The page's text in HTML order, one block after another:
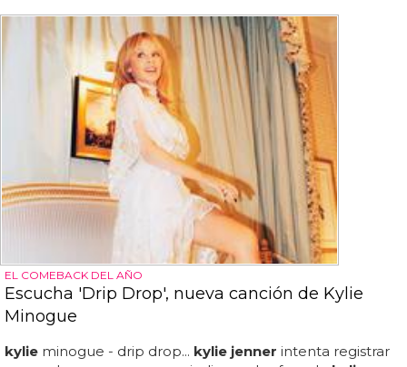
EL COMEBACK DEL AÑO
Escucha 'Drip Drop', nueva canción de Kylie
Minogue
kylie minogue - drip drop... kylie jenner intenta registrar